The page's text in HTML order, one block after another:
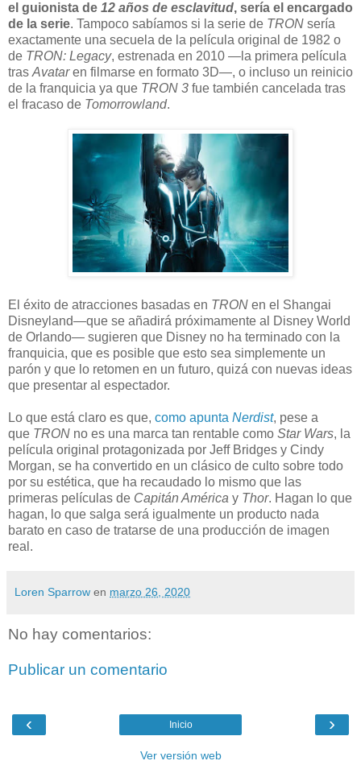
el guionista de 12 años de esclavitud, sería el encargado
de la serie. Tampoco sabíamos si la serie de TRON sería
exactamente una secuela de la película original de 1982 o
de TRON: Legacy, estrenada en 2010 —la primera película
tras Avataren filmarse en formato 3D—, o incluso un reinicio
de la franquicia ya que TRON 3 fue también cancelada tras
el fracaso de Tomorrowland.
El éxito de atracciones basadas en TRON en el Shangai
Disneyland—que se añadirá próximamente al Disney World
de Orlando— sugieren que Disney no ha terminado con la
franquicia, que es posible que esto sea simplemente un
parón y que lo retomen en un futuro, quizá con nuevas ideas
que presentar al espectador.
Lo que está claro es que, como apunta Nerdist, pese a
que TRON no es una marca tan rentable como Star Wars, la
película original protagonizada por Jeff Bridges y Cindy
Morgan, se ha convertido en un clásico de culto sobre todo
por su estética, que ha recaudado lo mismo que las
primeras películas de Capitán América y Thor. Hagan lo que
hagan, lo que salga será igualmente un producto nada
barato en caso de tratarse de una producción de imagen
real.
Loren Sparrow en marzo 26, 2020
No hay comentarios:
Publicar un comentario
‹ ›
Inicio
Ver versión web